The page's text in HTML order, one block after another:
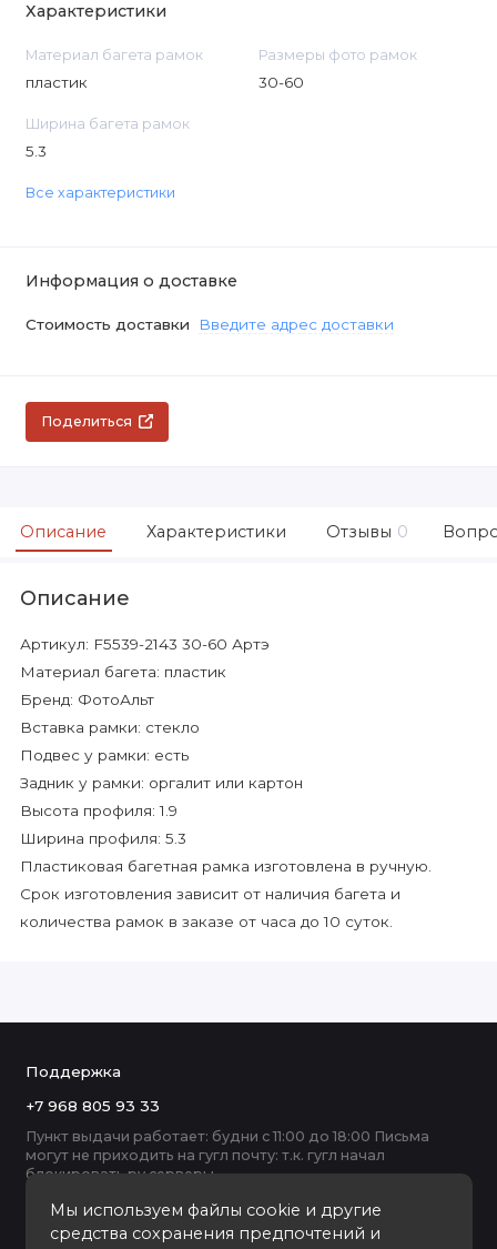
Характеристики
Материал багета рамок
пластик
Размеры фото рамок
30-60
Ширина багета рамок
5.3
Все характеристики
Информация о доставке
Стоимость доставки Введите адрес доставки
Поделиться
Описание Характеристики Отзывы 0
Описание
Артикул: F5539-2143 30-60 Артэ
Материал багета: пластик
Бренд: ФотоАльт
Вставка рамки: стекло
Подвес у рамки: есть
Задник у рамки: оргалит или картон
Высота профиля: 1.9
Ширина профиля: 5.3
Пластиковая багетная рамка изготовлена в ручную.
Срок изготовления зависит от наличия багета и
количества рамок в заказе от часа до 10 суток.
Мы используем файлы cookie и другие
средства сохранения предпочтений и
Поддержка
+7 968 805 93 33
Пункт выдачи работает: будни с 11:00 до 18:00 Письма
могут не приходить на гугл почту: т.к. гугл начал
блокировать ру серверы